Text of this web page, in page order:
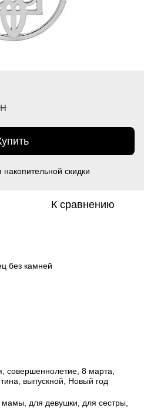
скидки
К сравнению
без камней
совершеннолетие, 8 марта,
выпускной, Новый год
для девушки, для сестры,